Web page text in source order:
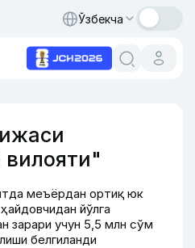
Ўзбекча
меъёрдан ортиқ юк
йўлга
зарари учун 5,5 млн сўм
белгиланди